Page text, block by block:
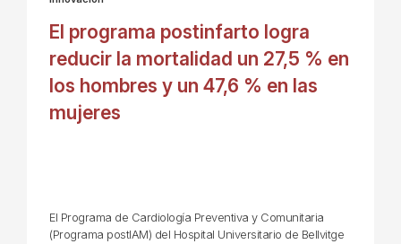
El programa postinfarto logra
reducir la mortalidad un 27,5 % en
los hombres y un 47,6 % en las
mujeres
El Programa de Cardiología Preventiva y Comunitaria
(Programa postIAM) del Hospital Universitario de Bellvitge